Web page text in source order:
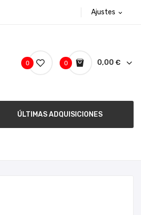
Ajustes expand_more
0 0,00 €
0
ÚLTIMAS ADQUISICIONES